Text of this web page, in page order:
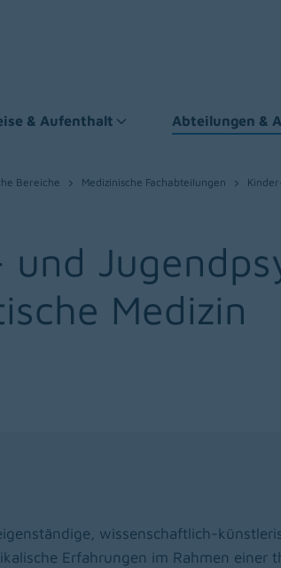
& Aufenthalt Abteilungen &
Bereiche Medizinische Fachabteilungen
Medizin
wissenschaftlich-
Erfahrungen im Rahmen einer